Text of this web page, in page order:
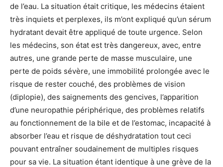
de l’eau. La situation était critique, les médecins étaient
très inquiets et perplexes, ils m’ont expliqué qu’un sérum
hydratant devait être appliqué de toute urgence. Selon
les médecins, son état est très dangereux, avec, entre
autres, une grande perte de masse musculaire, une
perte de poids sévère, une immobilité prolongée avec le
risque de rester couché, des problèmes de vision
(diplopie), des saignements des gencives, l’apparition
d’une neuropathie périphérique, des problèmes relatifs
au fonctionnement de la bile et de l’estomac, incapacité à
absorber l’eau et risque de déshydratation tout ceci
pouvant entraîner soudainement de multiples risques
pour sa vie. La situation étant identique à une grève de la